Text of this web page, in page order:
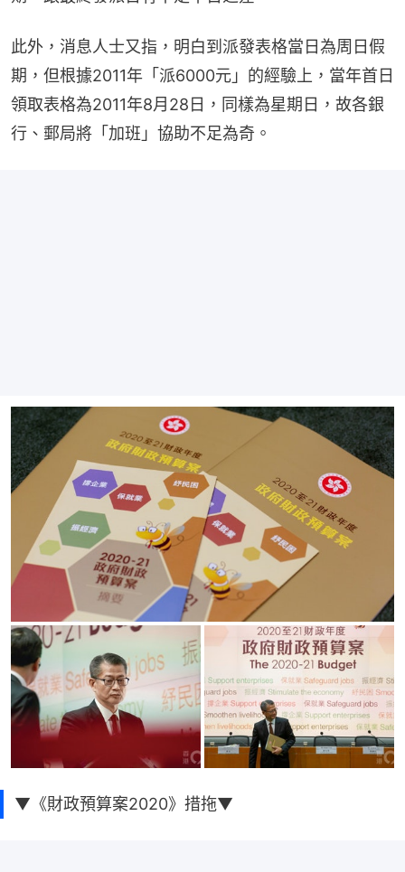
此外，消息人士又指，明白到派發表格當日為周日假
期，但根據2011年「派6000元」的經驗上，當年首日
領取表格為2011年8月28日，同樣為星期日，故各銀
行、郵局將「加班」協助不足為奇。
▼《財政預算案2020》措拖▼